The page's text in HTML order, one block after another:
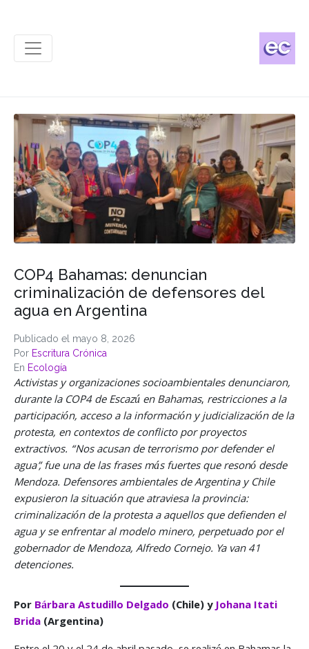
Publicado el mayo 8, 2026
Por Escritura Crónica
En Ecología
COP4 Bahamas: denuncian
criminalización de defensores del
agua en Argentina
Activistas y organizaciones socioambientales denunciaron,
durante la COP4 de Escazúen Bahamas, restricciones a la
participación, acceso a la información y judicialización de la
protesta, en contextos de conflicto por proyectos
extractivos. “Nos acusan de terrorismo por defender el
agua”, fue una de las frases más fuertes que resonó desde
Mendoza. Defensores ambientales de Argentina y Chile
expusieron la situación que atraviesa la provincia:
criminalización de la protesta a aquellos que defienden el
agua y se enfrentar al modelo minero, perpetuado por el
gobernador de Mendoza, Alfredo Cornejo. Ya van 41
detenciones.
PorBárbara Astudillo Delgado (Chile) yJohana Itati
Brida(Argentina)